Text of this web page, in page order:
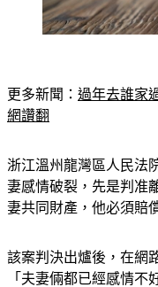
更多新聞： 過年去誰家
網讚翻
浙江溫州龍灣區人民法
妻感情破裂，先是判准
妻共同財產，他必須賠
該案判決出爐後，在網
「夫妻倆都已經感情